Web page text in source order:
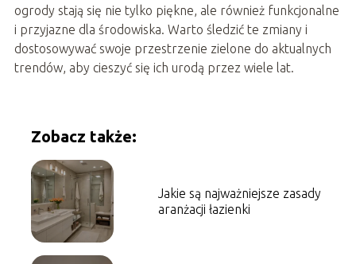
ogrody stają się nie tylko piękne, ale również funkcjonalne
i przyjazne dla środowiska. Warto śledzić te zmiany i
dostosowywać swoje przestrzenie zielone do aktualnych
trendów, aby cieszyć się ich urodą przez wiele lat.
Zobacz także:
Jakie są najważniejsze zasady
aranżacji łazienki